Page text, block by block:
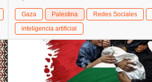
Gaza Palestina Redes Sociales
inteligencia artificial